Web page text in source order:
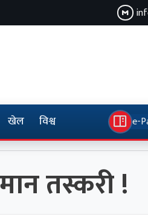
खेल विश्व e-
तस्करी !